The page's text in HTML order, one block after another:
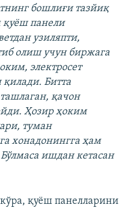
бошлиғи тазйиқ
қуёш панели
узиляпти,
олиш учун биржага
электросет
Битта
қачон
Ҳозир ҳоким
туман
хонадонингга ҳам
ишдан кетасан
қуёш панелларини